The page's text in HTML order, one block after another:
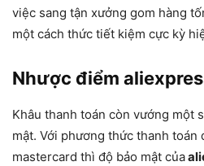
việc sang tận xưởng gom hàng
một cách thức tiết kiệm cực kỳ
Nhược điểm
Khâu thanh toán còn vướng một
mật. Với phương thức thanh toán
mastercard thì độ bảo mật của